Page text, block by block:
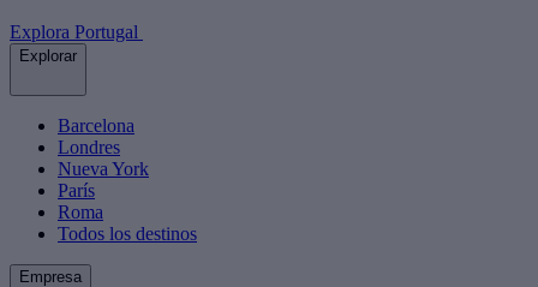
Explora Portugal
Explorar
Barcelona
Londres
Nueva York
París
Roma
Todos los destinos
Empresa